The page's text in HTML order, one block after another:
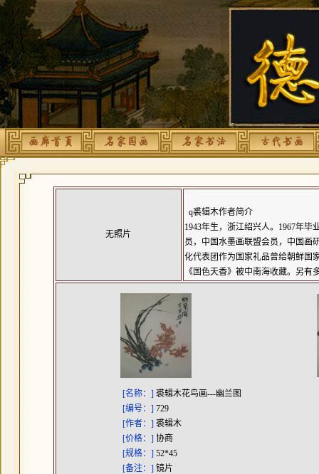
无照片
q裘辑木作者简介
1943年生，浙江绍兴人。1967年
员，中国水墨画联盟会员，中国画
化代表团作为国家礼品曾给朝鲜国
《国色天香》被中南海收藏。另
[名称：] 裘辑木花鸟画---幽兰图
[编号：] 729
[作者：] 裘辑木
[价格：] 协商
[规格：] 52*45
[备注：] 镜片